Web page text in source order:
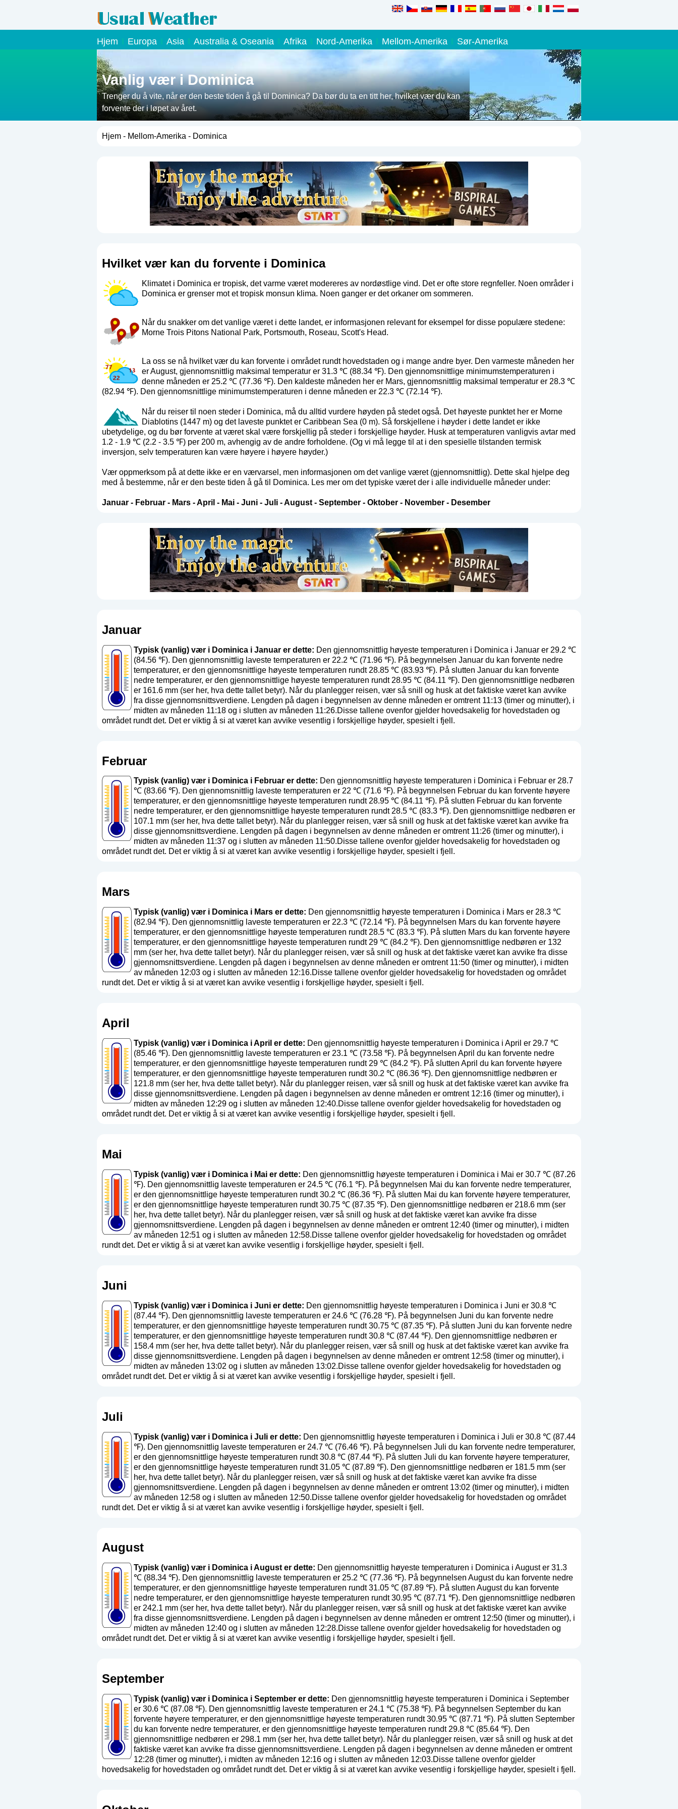
Hjem Europa Asia Australia & Oseania Afrika Nord-Amerika Mellom-Amerika Sør-Amerika
Vanlig vær i Dominica
Trenger du å vite, når er den beste tiden å gå til Dominica? Da bør du ta en titt her, hvilket vær du kan
forvente der i løpet av året.
Hjem- Mellom-Amerika - Dominica
Hvilket vær kan du forvente i Dominica
Klimatet i Dominica er tropisk, det varme været modereres av nordøstlige vind. Det er ofte store regnfeller. Noen områder i
Dominica er grenser mot et tropisk monsun klima. Noen ganger er det orkaner om sommeren.
Når du snakker om det vanlige været i dette landet, er informasjonen relevant for eksempel for disse populære stedene:
Morne Trois Pitons National Park, Portsmouth, Roseau, Scott's Head.
La oss se nå hvilket vær du kan forvente i området rundt hovedstaden og i mange andre byer. Den varmeste måneden her
er August, gjennomsnittlig maksimal temperatur er 31.3 ℃ (88.34 ℉). Den gjennomsnittlige minimumstemperaturen i
denne måneden er 25.2 ℃ (77.36 ℉). Den kaldeste måneden her er Mars, gjennomsnittlig maksimal temperatur er 28.3 ℃
(82.94 ℉). Den gjennomsnittlige minimumstemperaturen i denne måneden er 22.3 ℃ (72.14 ℉).
Når du reiser til noen steder i Dominica, må du alltid vurdere høyden på stedet også. Det høyeste punktet her er Morne
Diablotins (1447 m) og det laveste punktet er Caribbean Sea (0 m). Så forskjellene i høyder i dette landet er ikke
ubetydelige, og du bør forvente at været skal være forskjellig på steder i forskjellige høyder. Husk at temperaturen vanligvis avtar med
1.2 - 1.9 ℃ (2.2 - 3.5 ℉) per 200 m, avhengig av de andre forholdene. (Og vi må legge til at i den spesielle tilstanden termisk
inversjon, selv temperaturen kan være høyere i høyere høyder.)
Vær oppmerksom på at dette ikke er en værvarsel, men informasjonen om det vanlige været (gjennomsnittlig). Dette skal hjelpe deg
med å bestemme, når er den beste tiden å gå til Dominica. Les mer om det typiske været der i alle individuelle måneder under:
Januar- Februar- Mars-April - Mai- Juni- Juli-August- September- Oktober- November- Desember
Januar
Typisk (vanlig) vær i Dominica i Januar er dette: Den gjennomsnittlig høyeste temperaturen i Dominica i Januar er 29.2 ℃
(84.56 ℉). Den gjennomsnittlig laveste temperaturen er 22.2 ℃ (71.96 ℉). På begynnelsen Januar du kan forvente nedre
temperaturer, er den gjennomsnittlige høyeste temperaturen rundt 28.85 ℃ (83.93 ℉). På slutten Januar du kan forvente
nedre temperaturer, er den gjennomsnittlige høyeste temperaturen rundt 28.95 ℃ (84.11 ℉). Den gjennomsnittlige nedbøren
er 161.6 mm (ser her, hva dette tallet betyr). Når du planlegger reisen, vær så snill og husk at det faktiske været kan avvike
fra disse gjennomsnittsverdiene. Lengden på dagen i begynnelsen av denne måneden er omtrent 11:13 (timer og minutter), i
midten av måneden 11:18 og i slutten av måneden 11:26.Disse tallene ovenfor gjelder hovedsakelig for hovedstaden og
området rundt det. Det er viktig å si at været kan avvike vesentlig i forskjellige høyder, spesielt i fjell.
Februar
Typisk (vanlig) vær i Dominica i Februar er dette: Den gjennomsnittlig høyeste temperaturen i Dominica i Februar er 28.7
℃ (83.66 ℉). Den gjennomsnittlig laveste temperaturen er 22 ℃ (71.6 ℉). På begynnelsen Februar du kan forvente høyere
temperaturer, er den gjennomsnittlige høyeste temperaturen rundt 28.95 ℃ (84.11 ℉). På slutten Februar du kan forvente
nedre temperaturer, er den gjennomsnittlige høyeste temperaturen rundt 28.5 ℃ (83.3 ℉). Den gjennomsnittlige nedbøren er
107.1 mm (ser her, hva dette tallet betyr). Når du planlegger reisen, vær så snill og husk at det faktiske været kan avvike fra
disse gjennomsnittsverdiene. Lengden på dagen i begynnelsen av denne måneden er omtrent 11:26 (timer og minutter), i
midten av måneden 11:37 og i slutten av måneden 11:50.Disse tallene ovenfor gjelder hovedsakelig for hovedstaden og
området rundt det. Det er viktig å si at været kan avvike vesentlig i forskjellige høyder, spesielt i fjell.
Mars
Typisk (vanlig) vær i Dominica i Mars er dette: Den gjennomsnittlig høyeste temperaturen i Dominica i Mars er 28.3 ℃
(82.94 ℉). Den gjennomsnittlig laveste temperaturen er 22.3 ℃ (72.14 ℉). På begynnelsen Mars du kan forvente høyere
temperaturer, er den gjennomsnittlige høyeste temperaturen rundt 28.5 ℃ (83.3 ℉). På slutten Mars du kan forvente høyere
temperaturer, er den gjennomsnittlige høyeste temperaturen rundt 29 ℃ (84.2 ℉). Den gjennomsnittlige nedbøren er 132
mm (ser her, hva dette tallet betyr). Når du planlegger reisen, vær så snill og husk at det faktiske været kan avvike fra disse
gjennomsnittsverdiene. Lengden på dagen i begynnelsen av denne måneden er omtrent 11:50 (timer og minutter), i midten
av måneden 12:03 og i slutten av måneden 12:16.Disse tallene ovenfor gjelder hovedsakelig for hovedstaden og området
rundt det. Det er viktig å si at været kan avvike vesentlig i forskjellige høyder, spesielt i fjell.
April
Typisk (vanlig) vær i Dominica i April er dette: Den gjennomsnittlig høyeste temperaturen i Dominica i April er 29.7 ℃
(85.46 ℉). Den gjennomsnittlig laveste temperaturen er 23.1 ℃ (73.58 ℉). På begynnelsen April du kan forvente nedre
temperaturer, er den gjennomsnittlige høyeste temperaturen rundt 29 ℃ (84.2 ℉). På slutten April du kan forvente høyere
temperaturer, er den gjennomsnittlige høyeste temperaturen rundt 30.2 ℃ (86.36 ℉). Den gjennomsnittlige nedbøren er
121.8 mm (ser her, hva dette tallet betyr). Når du planlegger reisen, vær så snill og husk at det faktiske været kan avvike fra
disse gjennomsnittsverdiene. Lengden på dagen i begynnelsen av denne måneden er omtrent 12:16 (timer og minutter), i
midten av måneden 12:29 og i slutten av måneden 12:40.Disse tallene ovenfor gjelder hovedsakelig for hovedstaden og
området rundt det. Det er viktig å si at været kan avvike vesentlig i forskjellige høyder, spesielt i fjell.
Mai
Typisk (vanlig) vær i Dominica i Mai er dette: Den gjennomsnittlig høyeste temperaturen i Dominica i Mai er 30.7 ℃ (87.26
℉). Den gjennomsnittlig laveste temperaturen er 24.5 ℃ (76.1 ℉). På begynnelsen Mai du kan forvente nedre temperaturer,
er den gjennomsnittlige høyeste temperaturen rundt 30.2 ℃ (86.36 ℉). På slutten Mai du kan forvente høyere temperaturer,
er den gjennomsnittlige høyeste temperaturen rundt 30.75 ℃ (87.35 ℉). Den gjennomsnittlige nedbøren er 218.6 mm (ser
her, hva dette tallet betyr). Når du planlegger reisen, vær så snill og husk at det faktiske været kan avvike fra disse
gjennomsnittsverdiene. Lengden på dagen i begynnelsen av denne måneden er omtrent 12:40 (timer og minutter), i midten
av måneden 12:51 og i slutten av måneden 12:58.Disse tallene ovenfor gjelder hovedsakelig for hovedstaden og området
rundt det. Det er viktig å si at været kan avvike vesentlig i forskjellige høyder, spesielt i fjell.
Juni
Typisk (vanlig) vær i Dominica i Juni er dette: Den gjennomsnittlig høyeste temperaturen i Dominica i Juni er 30.8 ℃
(87.44 ℉). Den gjennomsnittlig laveste temperaturen er 24.6 ℃ (76.28 ℉). På begynnelsen Juni du kan forvente nedre
temperaturer, er den gjennomsnittlige høyeste temperaturen rundt 30.75 ℃ (87.35 ℉). På slutten Juni du kan forvente nedre
temperaturer, er den gjennomsnittlige høyeste temperaturen rundt 30.8 ℃ (87.44 ℉). Den gjennomsnittlige nedbøren er
158.4 mm (ser her, hva dette tallet betyr). Når du planlegger reisen, vær så snill og husk at det faktiske været kan avvike fra
disse gjennomsnittsverdiene. Lengden på dagen i begynnelsen av denne måneden er omtrent 12:58 (timer og minutter), i
midten av måneden 13:02 og i slutten av måneden 13:02.Disse tallene ovenfor gjelder hovedsakelig for hovedstaden og
området rundt det. Det er viktig å si at været kan avvike vesentlig i forskjellige høyder, spesielt i fjell.
Juli
Typisk (vanlig) vær i Dominica i Juli er dette: Den gjennomsnittlig høyeste temperaturen i Dominica i Juli er 30.8 ℃ (87.44
℉). Den gjennomsnittlig laveste temperaturen er 24.7 ℃ (76.46 ℉). På begynnelsen Juli du kan forvente nedre temperaturer,
er den gjennomsnittlige høyeste temperaturen rundt 30.8 ℃ (87.44 ℉). På slutten Juli du kan forvente høyere temperaturer,
er den gjennomsnittlige høyeste temperaturen rundt 31.05 ℃ (87.89 ℉). Den gjennomsnittlige nedbøren er 181.5 mm (ser
her, hva dette tallet betyr). Når du planlegger reisen, vær så snill og husk at det faktiske været kan avvike fra disse
gjennomsnittsverdiene. Lengden på dagen i begynnelsen av denne måneden er omtrent 13:02 (timer og minutter), i midten
av måneden 12:58 og i slutten av måneden 12:50.Disse tallene ovenfor gjelder hovedsakelig for hovedstaden og området
rundt det. Det er viktig å si at været kan avvike vesentlig i forskjellige høyder, spesielt i fjell.
August
Typisk (vanlig) vær i Dominica i August er dette: Den gjennomsnittlig høyeste temperaturen i Dominica i August er 31.3
℃ (88.34 ℉). Den gjennomsnittlig laveste temperaturen er 25.2 ℃ (77.36 ℉). På begynnelsen August du kan forvente nedre
temperaturer, er den gjennomsnittlige høyeste temperaturen rundt 31.05 ℃ (87.89 ℉). På slutten August du kan forvente
nedre temperaturer, er den gjennomsnittlige høyeste temperaturen rundt 30.95 ℃ (87.71 ℉). Den gjennomsnittlige nedbøren
er 242.1 mm (ser her, hva dette tallet betyr). Når du planlegger reisen, vær så snill og husk at det faktiske været kan avvike
fra disse gjennomsnittsverdiene. Lengden på dagen i begynnelsen av denne måneden er omtrent 12:50 (timer og minutter), i
midten av måneden 12:40 og i slutten av måneden 12:28.Disse tallene ovenfor gjelder hovedsakelig for hovedstaden og
området rundt det. Det er viktig å si at været kan avvike vesentlig i forskjellige høyder, spesielt i fjell.
September
Typisk (vanlig) vær i Dominica i September er dette: Den gjennomsnittlig høyeste temperaturen i Dominica i September
er 30.6 ℃ (87.08 ℉). Den gjennomsnittlig laveste temperaturen er 24.1 ℃ (75.38 ℉). På begynnelsen September du kan
forvente høyere temperaturer, er den gjennomsnittlige høyeste temperaturen rundt 30.95 ℃ (87.71 ℉). På slutten September
du kan forvente nedre temperaturer, er den gjennomsnittlige høyeste temperaturen rundt 29.8 ℃ (85.64 ℉). Den
gjennomsnittlige nedbøren er 298.1 mm (ser her, hva dette tallet betyr). Når du planlegger reisen, vær så snill og husk at det
faktiske været kan avvike fra disse gjennomsnittsverdiene. Lengden på dagen i begynnelsen av denne måneden er omtrent
12:28 (timer og minutter), i midten av måneden 12:16 og i slutten av måneden 12:03.Disse tallene ovenfor gjelder
hovedsakelig for hovedstaden og området rundt det. Det er viktig å si at været kan avvike vesentlig i forskjellige høyder, spesielt i fjell.